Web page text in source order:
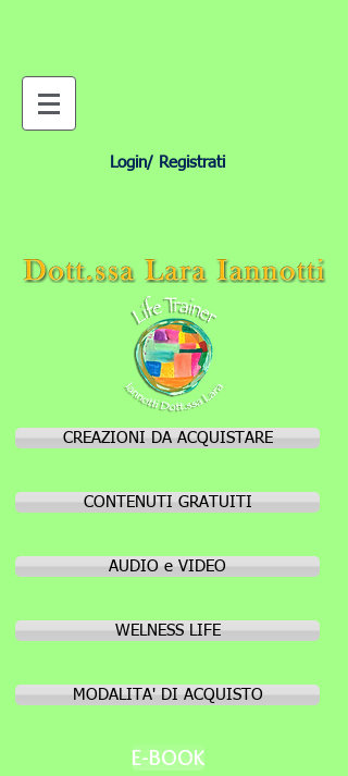
CONTENUTI GRATUITI
CREAZIONI DA ACQUISTARE
MODALITA' DI ACQUISTO
Login/ Registrati
AUDIO e VIDEO
E-BOOK
WELNESS LIFE